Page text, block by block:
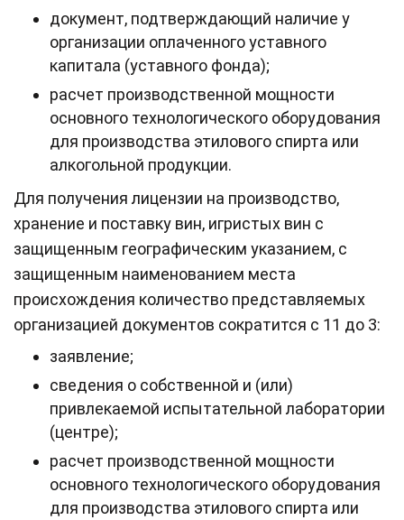
документ, подтверждающий наличие у
организации оплаченного уставного
капитала (уставного фонда);
расчет производственной мощности
основного технологического оборудования
для производства этилового спирта или
алкогольной продукции.
Для получения лицензии на производство,
хранение и поставку вин, игристых вин с
защищенным географическим указанием, ‎с
защищенным наименованием места
происхождения количество представляемых
организацией документов сократится с 11 до 3:
заявление;
сведения о собственной и (или)
привлекаемой испытательной лаборатории
(центре);
расчет производственной мощности
основного технологического оборудования
для производства этилового спирта или